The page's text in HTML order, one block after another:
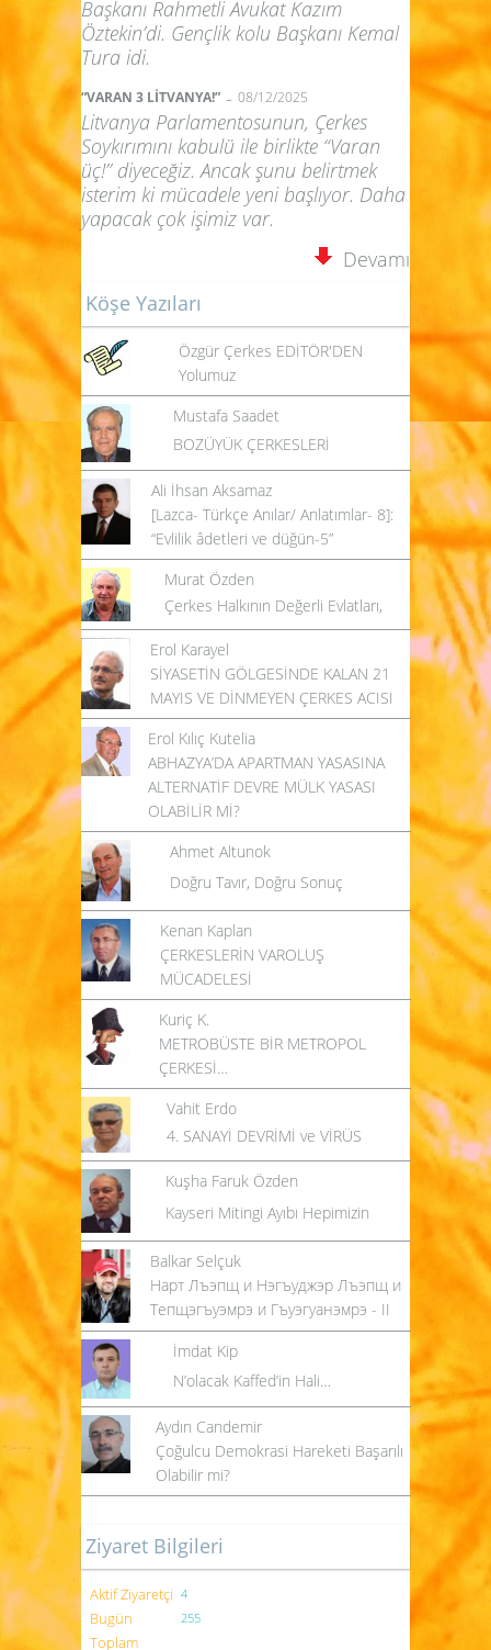
Başkanı Rahmetli Avukat Kazım
Öztekin’di. Gençlik kolu Başkanı Kemal
Tura idi.
“VARAN 3 LİTVANYA!” - 08/12/2025
Litvanya Parlamentosunun, Çerkes
Soykırımını kabulü ile birlikte “Varan
üç!” diyeceğiz. Ancak şunu belirtmek
isterim ki mücadele yeni başlıyor. Daha
yapacak çok işimiz var.
Devamı
Köşe Yazıları
Özgür Çerkes EDİTÖR'DEN
Yolumuz
Mustafa Saadet
BOZÜYÜK ÇERKESLERİ
Ali İhsan Aksamaz
[Lazca- Türkçe Anılar/ Anlatımlar- 8]:
“Evlilik âdetleri ve düğün-5”
Murat Özden
Çerkes Halkının Değerli Evlatları,
Erol Karayel
SİYASETİN GÖLGESİNDE KALAN 21
MAYIS VE DİNMEYEN ÇERKES ACISI
Erol Kılıç Kutelia
ABHAZYA’DA APARTMAN YASASINA
ALTERNATİF DEVRE MÜLK YASASI
OLABİLİR Mİ?
Ahmet Altunok
Doğru Tavır, Doğru Sonuç
Kenan Kaplan
ÇERKESLERİN VAROLUŞ
MÜCADELESİ
Kuriç K.
METROBÜSTE BİR METROPOL
ÇERKESİ…
Vahit Erdo
4. SANAYİ DEVRİMİ ve VİRÜS
Kuşha Faruk Özden
Kayseri Mitingi Ayıbı Hepimizin
Balkar Selçuk
Нарт Лъэпщ и Нэгъуджэр Лъэпщ и
Тепщэгъуэмрэ и Гъуэгуанэмрэ - II
İmdat Kip
N’olacak Kaffed’in Hali…
Aydın Candemir
Çoğulcu Demokrasi Hareketi Başarılı
Olabilir mi?
Ziyaret Bilgileri
Aktif Ziyaretçi 4
Bugün
Toplam
255